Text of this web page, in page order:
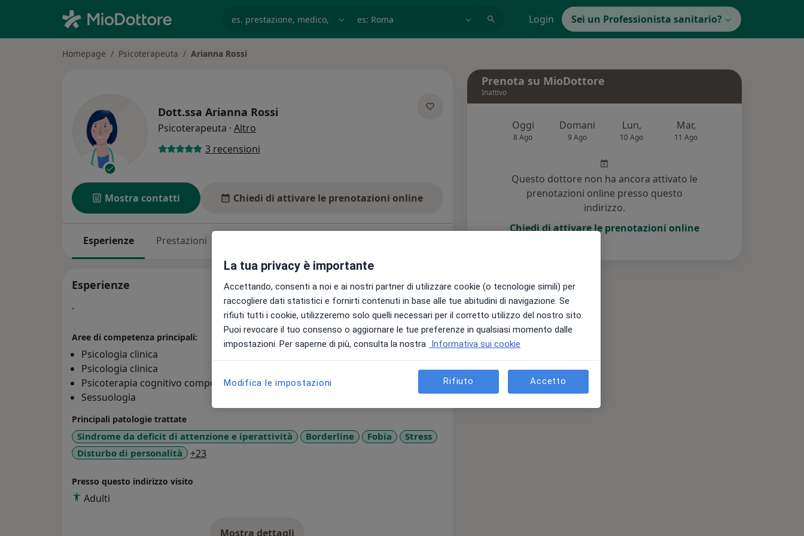
Login Sei un Professionista sanitario?
Homepage Psicoterapeuta Arianna Rossi
Dott.ssa Arianna Rossi
Psicoterapeuta · Altro
3 recensioni
Mostra contatti Chiedi di attivare le prenotazioni online
Esperienze Prestazioni
Esperienze
.
Aree di competenza principali:
Psicologia clinica
Psicologia clinica
Psicoterapia cognitivo comportamentale
Sessuologia
Principali patologie trattate
Sindrome da deficit di attenzione e iperattività Borderline Fobia
Stress
Disturbo di personalità
+23
Presso questo indirizzo visito
Adulti
Mostra dettagli
Prenota su MioDottore
Inattivo
Oggi
8 Ago
Domani
9 Ago
Lun,
10 Ago
Mar,
11 Ago
Questo dottore non ha ancora attivato le
prenotazioni online presso questo
indirizzo.
Chiedi di attivare le prenotazioni online
La tua privacy è importante
Accettando, consenti a noi e ai nostri partner di utilizzare cookie (o tecnologie simili) per
raccogliere dati statistici e fornirti contenuti in base alle tue abitudini di navigazione. Se
rifiuti tutti i cookie, utilizzeremo solo quelli necessari per il corretto utilizzo del nostro sito.
Puoi revocare il tuo consenso o aggiornare le tue preferenze in qualsiasi momento dalle
impostazioni. Per saperne di più, consulta la nostra Informativa sui cookie
Modifica le impostazioni Rifiuto Accetto